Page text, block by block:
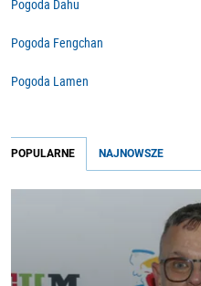
Pogoda Dahu
Pogoda Fengchan
Pogoda Lamen
POPULARNE NAJNOWSZE